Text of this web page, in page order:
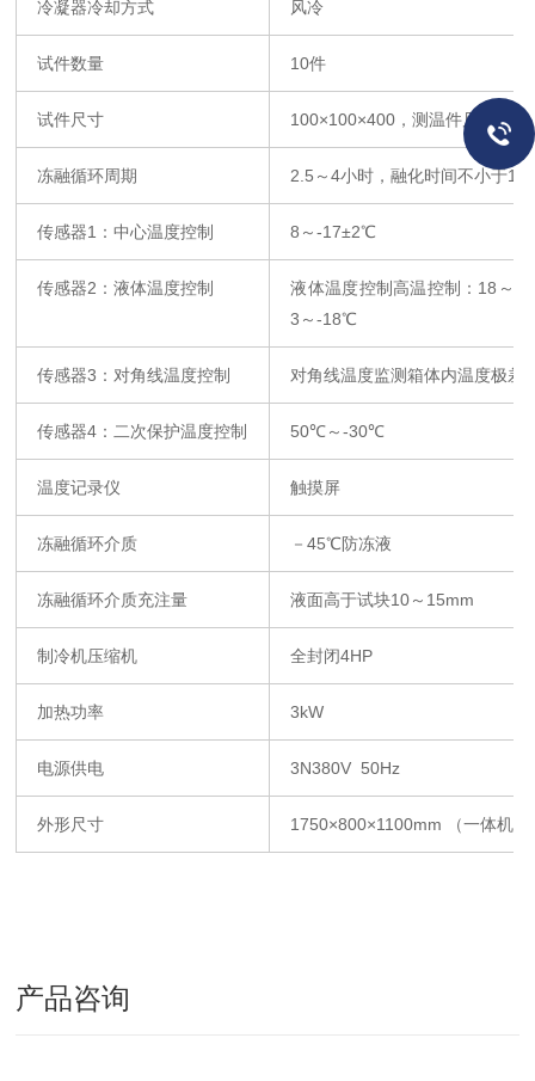
冷凝器冷却方式 风冷
试件数量 10件
试件尺寸 100×100×400 ，测温件尺寸相
冻融循环周期 2.5 ～4小时，融化时间不小于1
传感器1 ：中心温度控制 8 ～-17±2℃
传感器2 ：液体温度控制 液体温度控制高温控制： 18 ～
3 ～-18℃
传感器3 ：对角线温度控制 对角线温度监测箱体内温度极差
传感器4 ：二次保护温度控制 50℃～-30℃
温度记录仪 触摸屏
冻融循环介质 －45℃防冻液
冻融循环介质充注量 液面高于试块10～ 15mm
制冷机压缩机 全封闭4HP
加热功率 3kW
电源供电 3N380V 50Hz
外形尺寸 1750×800×1100mm （一体机）
产品咨询